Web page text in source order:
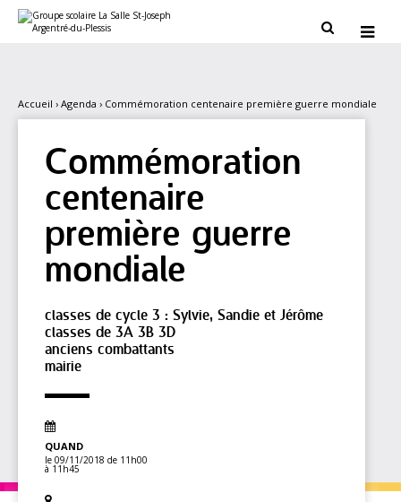
contenu.
personnels
 
Accueil › Agenda › Commémoration centenaire première guerre mondiale
Commémoration
centenaire
première guerre
mondiale
classes de cycle 3 : Sylvie, Sandie et Jérôme
classes de 3A 3B 3D
anciens combattants
mairie
QUAND
le 09/11/2018 de 11h00
à 11h45